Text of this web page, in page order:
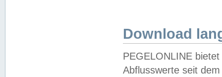
Download
PEGELONLINE
Abflusswerte seit